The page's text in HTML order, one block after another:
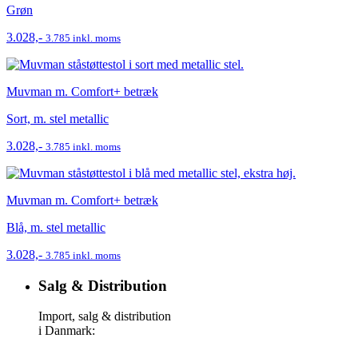
Grøn
3.028,- 3.785 inkl. moms
Muvman m. Comfort+ betræk
Sort, m. stel metallic
3.028,- 3.785 inkl. moms
Muvman m. Comfort+ betræk
Blå, m. stel metallic
3.028,- 3.785 inkl. moms
Salg & Distribution
Import, salg & distribution
i Danmark: